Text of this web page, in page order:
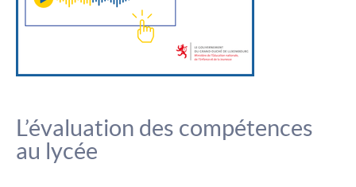
L’évaluation des compétences
au lycée